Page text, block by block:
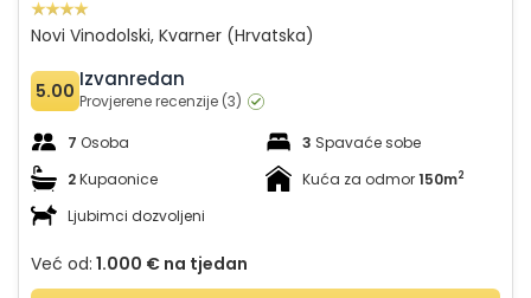
Novi Vinodolski, Kvarner (Hrvatska)
5.00 Izvanredan
Provjerene recenzije (3)
7 Osoba 3 Spavaće sobe
2Kupaonice Kuća za odmor150m2
Ljubimci dozvoljeni
Već od: 1.000 € na tjedan